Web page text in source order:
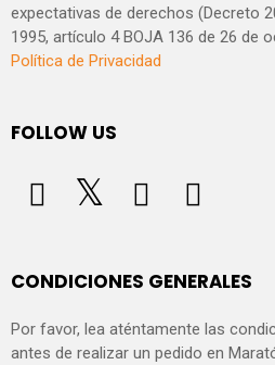
expectativas de derechos (Decreto
1995, artículo 4 BOJA 136 de 26 de
Política de Privacidad
FOLLOW US
CONDICIONES GENERALES
Por favor, lea aténtamente las
antes de realizar un pedido en